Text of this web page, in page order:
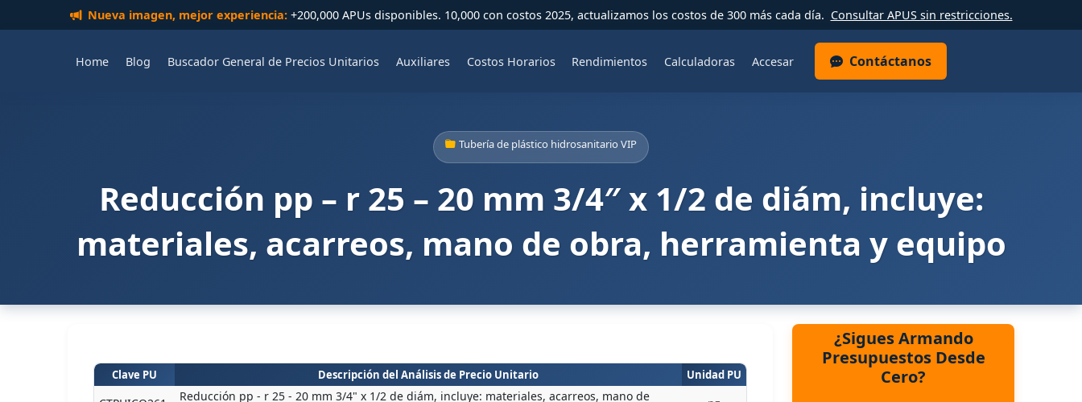
Nueva imagen, mejor experiencia:+200,000 APUs disponibles. 10,000 con costos 2025, actualizamos los costos de 300 más cada día. Consultar APUS sin restricciones.
Home Blog Buscador General de Precios Unitarios Auxiliares Costos Horarios Rendimientos Calculadoras Accesar Contáctanos
Tubería de plástico hidrosanitario VIP
Reducción pp – r 25 – 20 mm 3/4″ x 1/2 de diám, incluye:
materiales, acarreos, mano de obra, herramienta y equipo
Clave PU Descripción del Análisis de Precio Unitario Unidad PU
Reducción pp - r 25 - 20 mm 3/4" x 1/2 de diám, incluye: materiales, acarreos, mano de
¿Sigues Armando
Presupuestos Desde
Cero?